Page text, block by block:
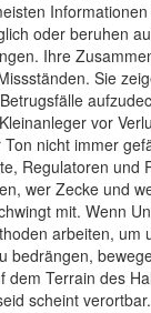
oder beruhen
Ihre
Sie
vor
nicht immer
Regulatoren und
wer Zecke und
mit. Wenn
arbeiten, um
bedrängen,
dem Terrain des
scheint verortbar.